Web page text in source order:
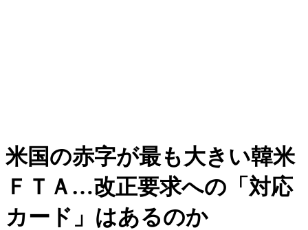
米国の赤字が最も大きい韓米
ＦＴＡ…改正要求への「対応
カード」はあるのか